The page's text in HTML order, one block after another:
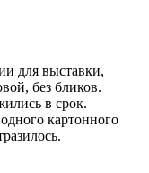
для выставки,
без бликов.
в срок.
картонного